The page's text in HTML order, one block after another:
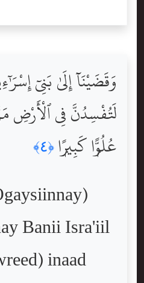
وَقَضَيْنَآ إِلَىٰ بَنِىٓ
لَتُفْسِدُنَّ فِى ٱلْأَرْضِ
عُلُوًّۭا كَبِيرًۭا ﴿٤﴾
Banii Isra'iil
inaad